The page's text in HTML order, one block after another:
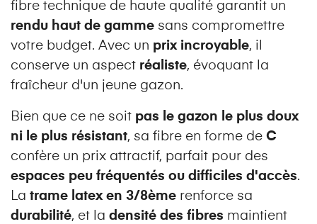
fibre technique de haute qualité garantit un
rendu haut de gamme sans compromettre
votre budget. Avec un prix incroyable, il
conserve un aspect réaliste, évoquant la
fraîcheur d'un jeune gazon.
Bien que ce ne soit pas le gazon le plus doux
ni le plus résistant, sa fibre en forme de C
confère un prix attractif, parfait pour des
espaces peu fréquentés ou difficiles d'accès.
La trame latex en 3/8ème renforce sa
durabilité, et la densité des fibres maintient